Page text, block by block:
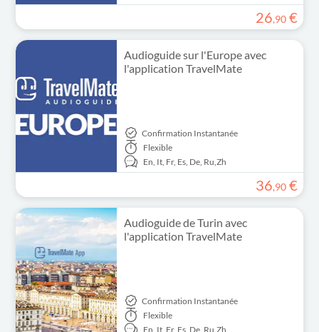
26,90 €
Audioguide sur l'Europe avec
l'application TravelMate
Confirmation Instantanée
Flexible
En, It, Fr, Es, De, Ru,Zh
36,90 €
Audioguide de Turin avec
l'application TravelMate
Confirmation Instantanée
Flexible
En, It, Fr, Es, De, Ru,Zh